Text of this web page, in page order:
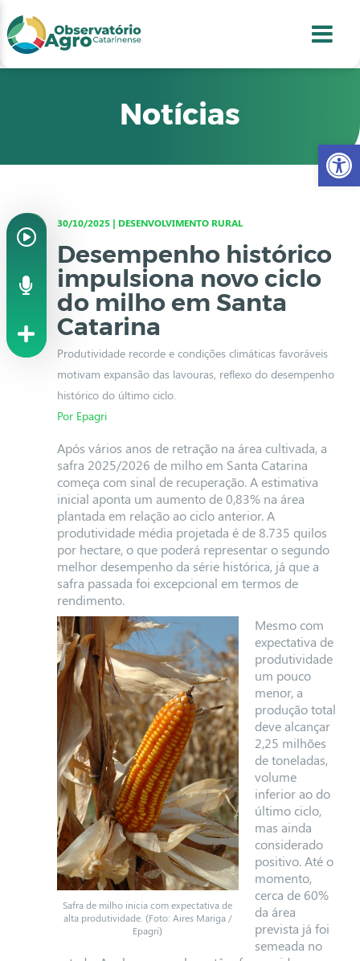
2
3
4
Notícias
30/10/2025 | DESENVOLVIMENTO RURAL
Desempenho histórico
impulsiona novo ciclo
do milho em Santa
Catarina
Produtividade recorde e condições climáticas favoráveis
motivam expansão das lavouras, reflexo do desempenho
histórico do último ciclo.
Por Epagri
Após vários anos de retração na área cultivada, a
safra 2025/2026 de milho em Santa Catarina
começa com sinal de recuperação. A estimativa
inicial aponta um aumento de 0,83% na área
plantada em relação ao ciclo anterior. A
produtividade média projetada é de 8.735 quilos
por hectare, o que poderá representar o segundo
melhor desempenho da série histórica, já que a
safra passada foi excepcional em termos de
rendimento.
Safra de milho inicia com expectativa de
alta produtividade. (Foto: Aires Mariga /
Epagri)
Mesmo com
expectativa de
produtividade
um pouco
menor, a
produção total
deve alcançar
2,25 milhões
de toneladas,
volume
inferior ao do
último ciclo,
mas ainda
considerado
positivo. Até o
momento,
cerca de 60%
da área
prevista já foi
semeada no